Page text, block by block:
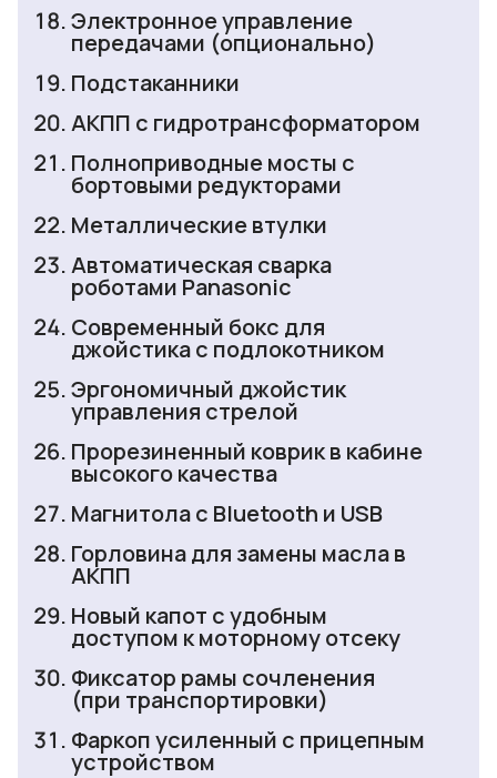
Электронное управление
передачами (опционально)
Подстаканники
АКПП с гидротрансформатором
Полноприводные мосты с
бортовыми редукторами
Металлические втулки
Автоматическая сварка
роботами Panasonic
Современный бокс для
джойстика с подлокотником
Эргономичный джойстик
управления стрелой
Прорезиненный коврик в кабине
высокого качества
Магнитола с Bluetooth и USB
Горловина для замены масла в
АКПП
Новый капот с удобным
доступом к моторному отсеку
Фиксатор рамы сочленения
(при транспортировки)
Фаркоп усиленный с прицепным
устройством